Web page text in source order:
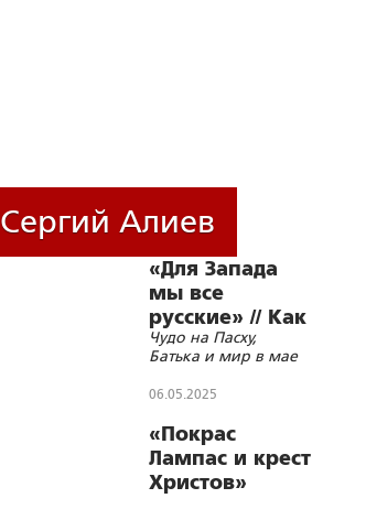
Сергий Алиев
«Для Запада
мы все
русские» // Как
MI6 считают
потери? //
Чудо на Пасху,
Батька и мир в мае
06.05.2025
«Покрас
Лампас и крест
Христов»